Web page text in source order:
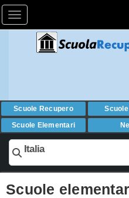
Toggle navigation
Scuole Recupero
Scuole Elementari
Italia
Scuole